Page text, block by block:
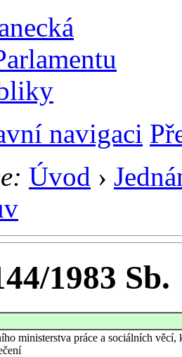
navigaci
Úvod ›
1983 Sb.
ministerstva práce a sociálních